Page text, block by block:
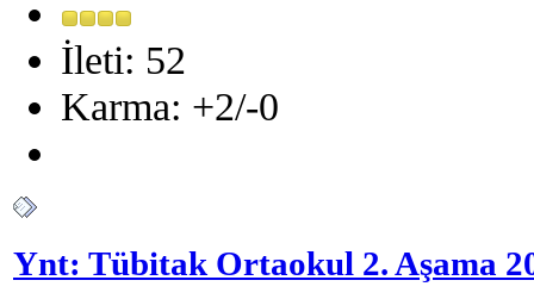
İleti: 52
Karma: +2/-0
Ynt: Tübitak Ortaokul 2. Aşama